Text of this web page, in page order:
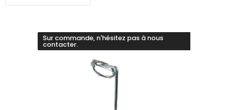
Sur commande, n'hésitez pas à nous
contacter.